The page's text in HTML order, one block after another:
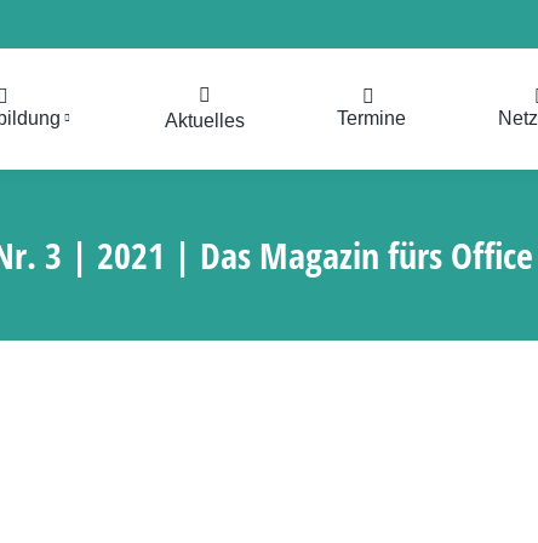
Aktuelles Termine
3 | 2021 | Das Magazin fürs